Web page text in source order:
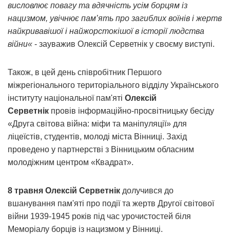
висловлює повагу та вдячність усім борцям із
нацизмом, увічнює пам’ять про загиблих воїнів і жертв
найкривавішої і найжорстокішої в історії людства
війни« - зауважив Олексій Серветнік у своєму виступі.
Також, в цей день співробітник Першого
міжрегіонального територіального відділу Українського
інституту національної пам'яті Олексій
Серветнік провів інформаційно-просвітницьку бесіду
«Друга світова війна: міфи та маніпуляції» для
ліцеїстів, студентів, молоді міста Вінниці. Захід
проведено у партнерстві з Вінницьким обласним
молодіжним центром «Квадрат».
8 травня Олексій Серветнік долучився до
вшанування пам'яті про події та жертв Другої світової
війни 1939-1945 років під час урочистостей біля
Меморіалу борців із нацизмом у Вінниці.